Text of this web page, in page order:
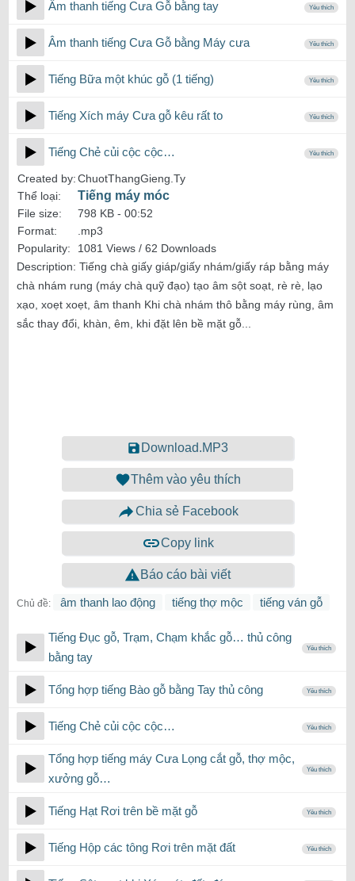
Âm thanh tiếng Cưa Gỗ bằng tay Yêu thích
Âm thanh tiếng Cưa Gỗ bằng Máy cưa Yêu thích
Tiếng Bữa một khúc gỗ (1 tiếng) Yêu thích
Tiếng Xích máy Cưa gỗ kêu rất to Yêu thích
Tiếng Chẻ củi cộc cộc… Yêu thích
Created by:ChuotThangGieng.Ty
Thể loại:
Tiếng máy móc
File size: 798 KB - 00:52
Format:
.mp3
Popularity:
1081 Views / 62 Downloads
Description: Tiếng chà giấy giáp/giấy nhám/giấy ráp bằng máy
chà nhám rung (máy chà quỹ đạo) tạo âm sột soạt, rè rè, lạo
xạo, xoẹt xoẹt, âm thanh Khi chà nhám thô bằng máy rùng, âm
sắc thay đổi, khàn, êm, khi đặt lên bề mặt gỗ...
Download.MP3
Thêm vào yêu thích
Chia sẻ Facebook
Copy link
Báo cáo bài viết
Chủ đề: âm thanh lao động tiếng thợ mộc tiếng ván gỗ
Tiếng Đục gỗ, Trạm, Chạm khắc gỗ… thủ công
bằng tay
Yêu thích
Tổng hợp tiếng Bào gỗ bằng Tay thủ công Yêu thích
Tiếng Chẻ củi cộc cộc… Yêu thích
Tổng hợp tiếng máy Cưa Lọng cắt gỗ, thợ mộc,
xưởng gỗ…
Yêu thích
Tiếng Hạt Rơi trên bề mặt gỗ Yêu thích
Tiếng Hộp các tông Rơi trên mặt đất Yêu thích